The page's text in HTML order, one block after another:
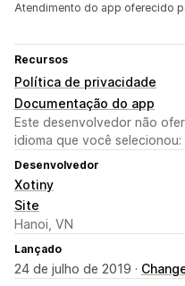
Atendimento do app oferecido
Recursos
Política de privacidade
Documentação do app
Este desenvolvedor não
idioma que você
Desenvolvedor
Xotiny
Site
Hanoi, VN
Lançado
24 de julho de 2019 ·